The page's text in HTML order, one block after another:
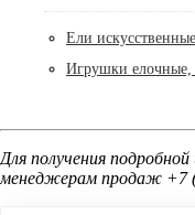
Ели искусственные
Игрушки
Для получения
менеджерам продаж +7